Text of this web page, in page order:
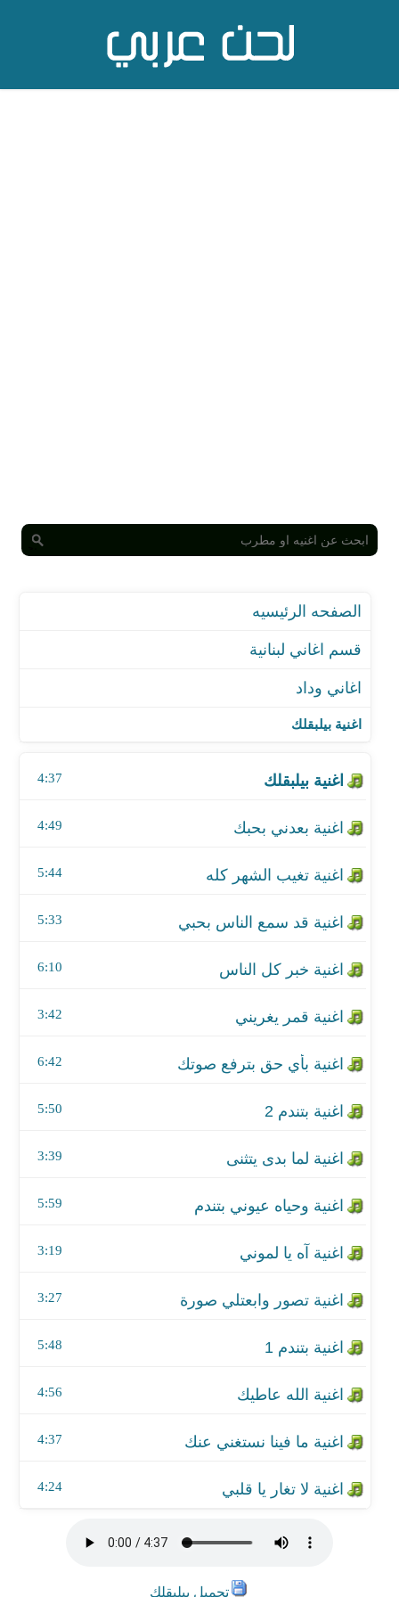
قسم اغاني لبنانية
اغنية بيلبقلك
اغنية بيلبقلك
4:37
4:49
5:44
5:33
6:10
3:42
اغنية بأي حق بترفع صوتك
6:42
اغنية بتندم 2
5:50
اغنية لما بدى يتثنى
3:39
5:59
3:19
3:27
اغنية بتندم 1
5:48
اغنية الله عاطيك
4:56
اغنية ما فينا نستغني عنك
4:37
4:24
تحميل بيلبقلك